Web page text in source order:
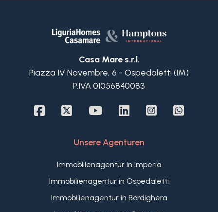
Jahrhundert umgeben ist, und liegt nur wenige
Schritte vom beeindruckenden Radweg und den
Stränden entfernt.Casa Mare s.r.l.
Piazza IV Novembre, 6 - Ospedaletti (IM)
P.IVA 01056840083
Unsere Agenturen
Immobilienagentur in Imperia
Immobilienagentur in Ospedaletti
Immobilienagentur in Bordighera